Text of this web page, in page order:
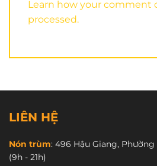
Learn how your comment
processed.
LIÊN HỆ
Nón trùm: 496 Hậu Giang, Phường
(9h - 21h)